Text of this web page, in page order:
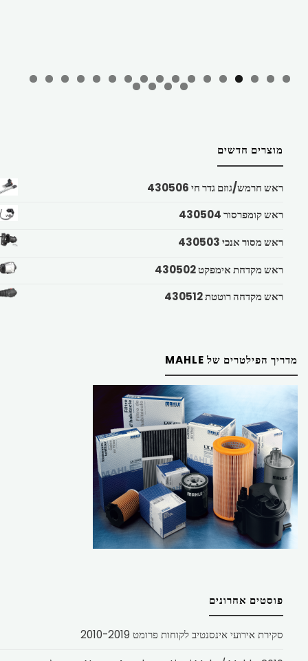
מוצרים חדשים
ראש חרמש/גוזם גדר חי 430506
ראש קומפרסור 430504
ראש מסור אנכי 430503
ראש מקדחת אימפקט 430502
ראש מקדחה רוטטת 430512
מדריך הפילטרים של MAHLE
פוסטים אחרונים
סקירת אירועי אינסנטיב לקוחות פרומט 2010-2019